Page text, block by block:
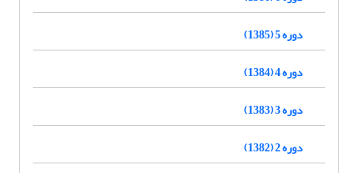
دوره 5 (1385)
دوره 4 (1384)
دوره 3 (1383)
دوره 2 (1382)